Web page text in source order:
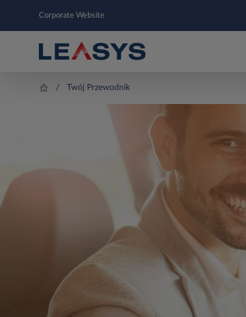
Corporate Website
Twój Przewodnik